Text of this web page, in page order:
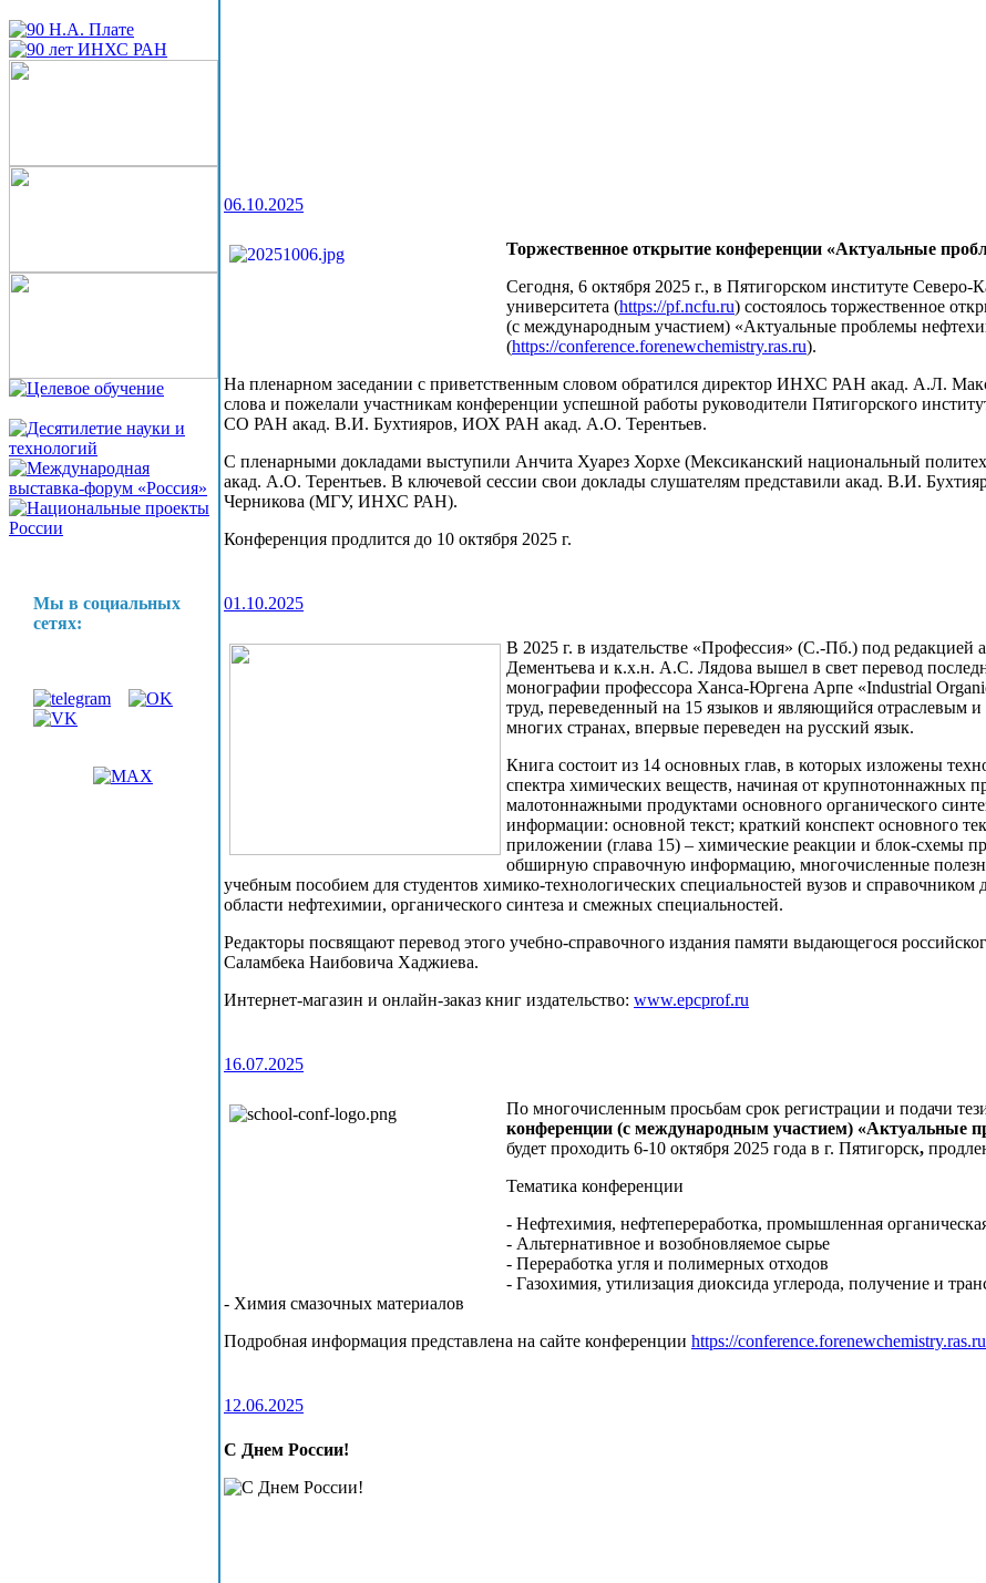
Мы в социальных
сетях:
06.10.2025
Торжественное открытие конференции «Актуальные
Сегодня, 6 октября 2025 г., в Пятигорском институте Северо-
университета (https://pf.ncfu.ru) состоялось торжественное
(с международным участием) «Актуальные проблемы
(https://conference.forenewchemistry.ras.ru).
На пленарном заседании с приветственным словом обратился директор ИНХС РАН акад. А.Л.
слова и пожелали участникам конференции успешной работы руководители Пятигорского
СО РАН акад. В.И. Бухтияров, ИОХ РАН акад. А.О. Терентьев.
С пленарными докладами выступили Анчита Хуарез Хорхе (Мексиканский национальный
акад. А.О. Терентьев. В ключевой сессии свои доклады слушателям представили акад. В.И.
Черникова (МГУ, ИНХС РАН).
Конференция продлится до 10 октября 2025 г.
01.10.2025
В 2025 г. в издательстве «Профессия» (С.-Пб.) под
Дементьева и к.х.н. А.С. Лядова вышел в свет перевод
монографии профессора Ханса-Юргена Арпе «Industrial
труд, переведенный на 15 языков и являющийся отраслевым и
многих странах, впервые переведен на русский язык.
Книга состоит из 14 основных глав, в которых изложены
спектра химических веществ, начиная от крупнотоннажных
малотоннажными продуктами основного органического
информации: основной текст; краткий конспект основного
приложении (глава 15) – химические реакции и блок-схемы
обширную справочную информацию, многочисленные
учебным пособием для студентов химико-технологических специальностей вузов и
области нефтехимии, органического синтеза и смежных специальностей.
Редакторы посвящают перевод этого учебно-справочного издания памяти выдающегося
Саламбека Наибовича Хаджиева.
Интернет-магазин и онлайн-заказ книг издательство: www.epcprof.ru
16.07.2025
По многочисленным просьбам срок регистрации и подачи
конференции (с международным участием) «Актуальные
будет проходить 6-10 октября 2025 года в г. Пятигорск,
Тематика конференции
- Нефтехимия, нефтепереработка, промышленная
- Альтернативное и возобновляемое сырье
- Переработка угля и полимерных отходов
- Газохимия, утилизация диоксида углерода, получение и
- Химия смазочных материалов
Подробная информация представлена на сайте конференции https://
12.06.2025
С Днем России!